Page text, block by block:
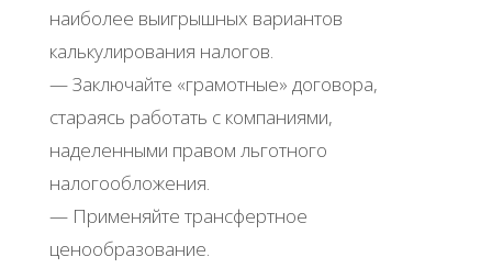
наиболее выигрышных вариантов
калькулирования налогов.
— Заключайте «грамотные» договора,
стараясь работать с компаниями,
наделенными правом льготного
налогообложения.
— Применяйте трансфертное
ценообразование.